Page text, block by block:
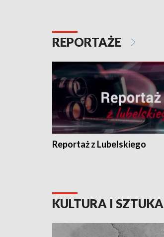
REPORTAŻE
Reportaż z Lubelskiego
KULTURA I SZTUKA